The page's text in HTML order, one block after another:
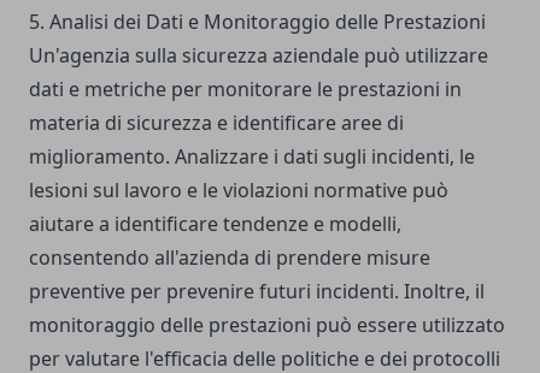
5. Analisi dei Dati e Monitoraggio delle Prestazioni
Un'agenzia sulla sicurezza aziendale può utilizzare
dati e metriche per monitorare le prestazioni in
materia di sicurezza e identificare aree di
miglioramento. Analizzare i dati sugli incidenti, le
lesioni sul lavoro e le violazioni normative può
aiutare a identificare tendenze e modelli,
consentendo all'azienda di prendere misure
preventive per prevenire futuri incidenti. Inoltre, il
monitoraggio delle prestazioni può essere utilizzato
per valutare l'efficacia delle politiche e dei protocolli